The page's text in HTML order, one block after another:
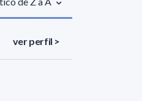
ver perfil >